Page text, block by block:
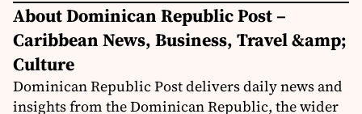
About Dominican Republic Post –
Caribbean News, Business, Travel &amp;
Culture
Dominican Republic Post delivers daily news and
insights from the Dominican Republic, the wider